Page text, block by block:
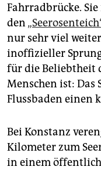
genossenschaft
epaper login
Fahrradbrücke.
den
nur sehr viel
inoffizieller
für die Beliebtheit
Menschen ist:
Flussbaden einen
Bei Konstanz
Kilometer zum
in einem